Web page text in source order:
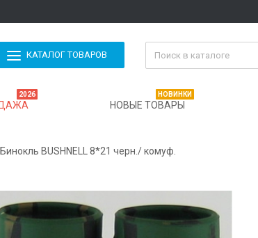
КАТАЛОГ ТОВАРОВ
2026
НОВЫЕ ТОВАРЫ
НОВИНКИ
Бинокль BUSHNELL 8*21 черн./ комуф.